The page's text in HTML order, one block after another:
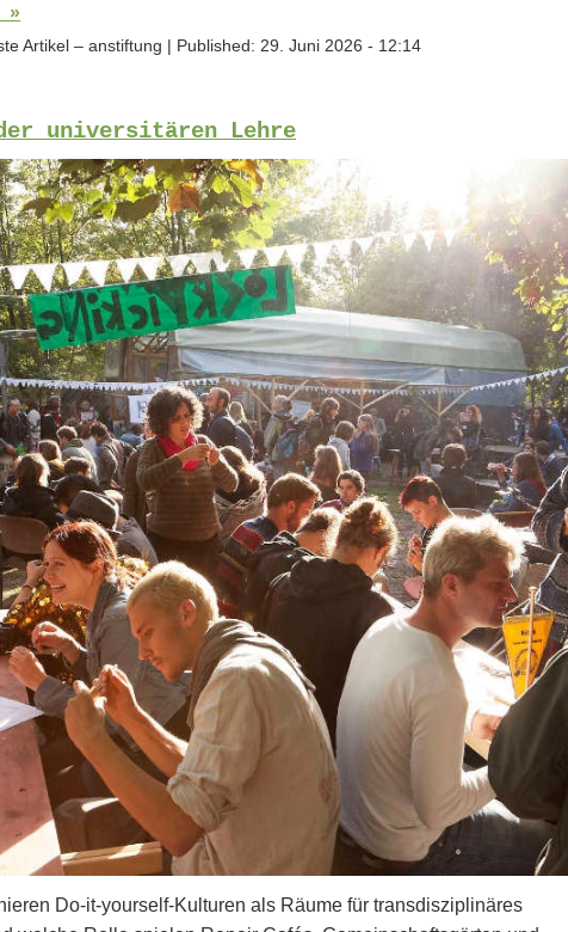
»
Artikel – anstiftung Published: 29. Juni 2026 - 12:14
universitären Lehre
Do-it-yourself-Kulturen als Räume für transdisziplinäres